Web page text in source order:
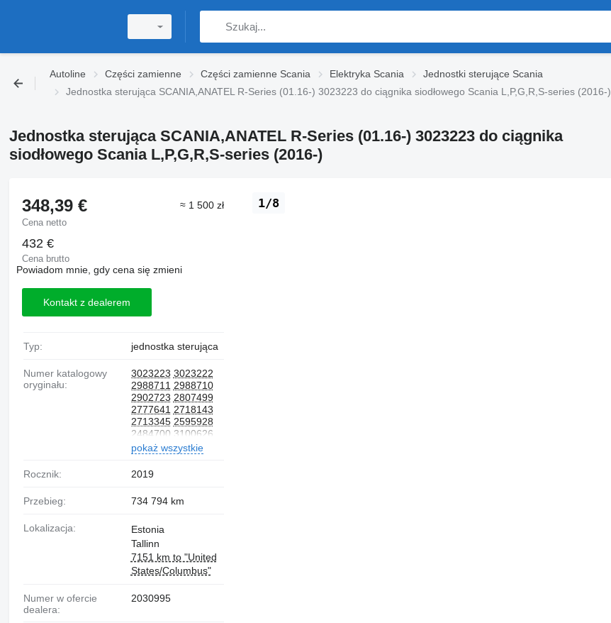
Autoline Części zamienne Części zamienne Scania Elektryka Scania
Jednostki sterujące Scania
Jednostka sterująca SCANIA,ANATEL R-Series (01.16-) 3023223 do ciągnika siodłowego Scania L,P,G,R,S-series (2016-)
Jednostka sterująca SCANIA,ANATEL R-Series (01.16-) 3023223 do ciągnika
siodłowego Scania L,P,G,R,S-series (2016-)
1/8
348,39 €
Cena netto
≈ 1 500 zł
432 €
Cena brutto
Powiadom mnie, gdy cena się zmieni
Kontakt z dealerem
Typ: jednostka sterująca
Numer katalogowy
oryginału:
3023223 3023222
2988711 2988710
2902723 2807499
2777641 2718143
2713345 2595928
2484700 3100626
pokaż wszystkie
Rocznik: 2019
Przebieg: 734 794 km
Lokalizacja:
Estonia
Tallinn
7151 km to "United
States/Columbus"
Numer w ofercie
dealera:
2030995